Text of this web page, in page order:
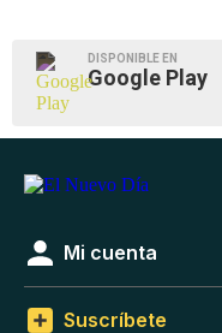
DISPONIBLE EN
Google Play
Mi cuenta
Suscríbete